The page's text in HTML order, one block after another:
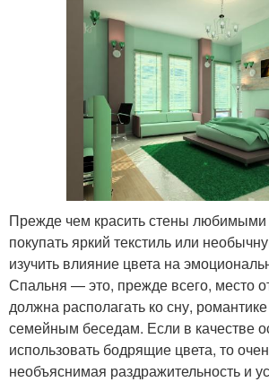
Прежде чем красить стены любимыми
покупать яркий текстиль или
изучить влияние цвета на
Спальня — это, прежде всего, место
должна располагать ко сну,
семейным беседам. Если в качестве
использовать бодрящие цвета, то
необъяснимая раздражительность и